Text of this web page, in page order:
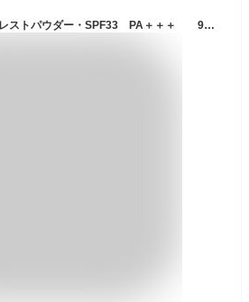
【ハニーベージュ】UVプレストパウダー・SPF33 PA＋＋＋ 9．1g【無印良品 公式】